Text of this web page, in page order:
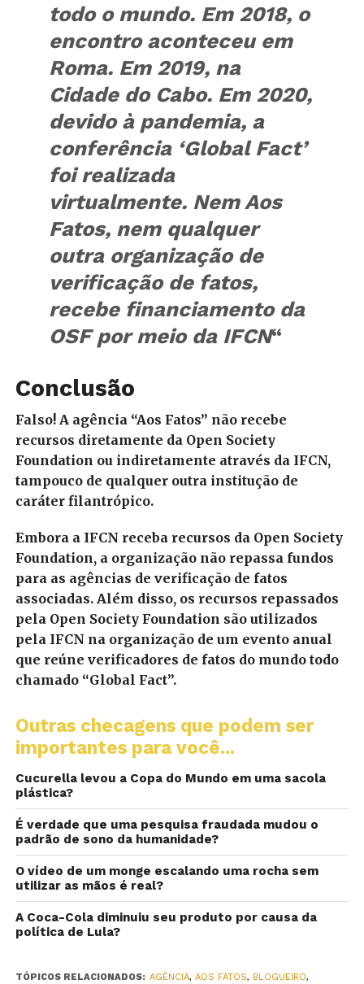
todo o mundo. Em 2018, o
encontro aconteceu em
Roma. Em 2019, na
Cidade do Cabo. Em 2020,
devido à pandemia, a
conferência ‘Global Fact’
foi realizada
virtualmente. Nem Aos
Fatos, nem qualquer
outra organização de
verificação de fatos,
recebe financiamento da
OSF por meio da IFCN“
Conclusão
Falso! A agência “Aos Fatos” não recebe
recursos diretamente da Open Society
Foundation ou indiretamente através da IFCN,
tampouco de qualquer outra institução de
caráter filantrópico.
Embora a IFCN receba recursos da Open Society
Foundation, a organização não repassa fundos
para as agências de verificação de fatos
associadas. Além disso, os recursos repassados
pela Open Society Foundation são utilizados
pela IFCN na organização de um evento anual
que reúne verificadores de fatos do mundo todo
chamado “Global Fact”.
Outras checagens que podem ser
importantes para você...
Cucurella levou a Copa do Mundo em uma sacola
plástica?
É verdade que uma pesquisa fraudada mudou o
padrão de sono da humanidade?
O vídeo de um monge escalando uma rocha sem
utilizar as mãos é real?
A Coca-Cola diminuiu seu produto por causa da
política de Lula?
TÓPICOS RELACIONADOS: AGÊNCIA, AOS FATOS, BLOGUEIRO,